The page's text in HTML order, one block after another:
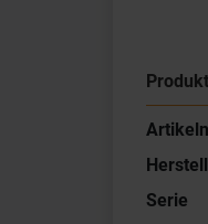
Serie